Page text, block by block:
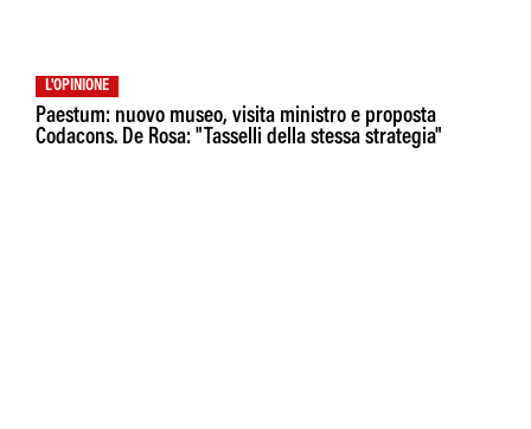
L'OPINIONE
Paestum: nuovo museo, visita ministro e proposta
Codacons. De Rosa: "Tasselli della stessa strategia"